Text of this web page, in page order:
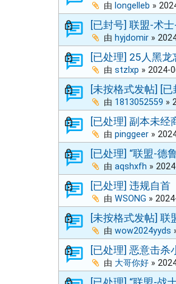
由 longelleb »
[已封号] 联盟-术
由 hyjdomir »
[已处理] 25人黑
由 stzlxp » 2024-
[未按格式发帖] [
由 1813052559 »
[已处理] 副本未经
由 pinggeer »
[已处理] “联盟-德
由 aqshxfh »
[已处理] 违规自首
由 WSONG »
[未按格式发帖] 联
由 wow2024yyds
[已处理] 恶意击杀
由 大哥你好 »